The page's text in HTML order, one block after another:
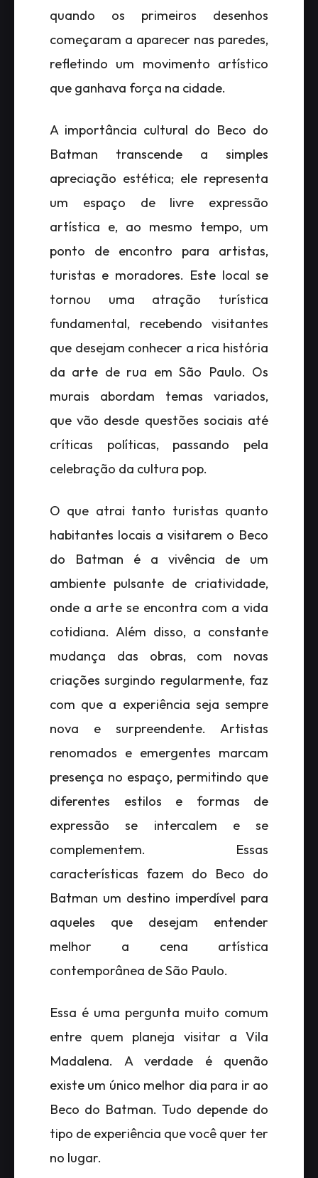
quando os primeiros desenhos
começaram a aparecer nas paredes,
refletindo um movimento artístico
que ganhava força na cidade.
A importância cultural do Beco do
Batman transcende a simples
apreciação estética; ele representa
um espaço de livre expressão
artística e, ao mesmo tempo, um
ponto de encontro para artistas,
turistas e moradores. Este local se
tornou uma atração turística
fundamental, recebendo visitantes
que desejam conhecer a rica história
da arte de rua em São Paulo. Os
murais abordam temas variados,
que vão desde questões sociais até
críticas políticas, passando pela
celebração da cultura pop.
O que atrai tanto turistas quanto
habitantes locais a visitarem o Beco
do Batman é a vivência de um
ambiente pulsante de criatividade,
onde a arte se encontra com a vida
cotidiana. Além disso, a constante
mudança das obras, com novas
criações surgindo regularmente, faz
com que a experiência seja sempre
nova e surpreendente. Artistas
renomados e emergentes marcam
presença no espaço, permitindo que
diferentes estilos e formas de
expressão se intercalem e se
complementem. Essas
características fazem do Beco do
Batman um destino imperdível para
aqueles que desejam entender
melhor a cena artística
contemporânea de São Paulo.
Essa é uma pergunta muito comum
entre quem planeja visitar a Vila
Madalena. A verdade é quenão
existe um único melhor dia para ir ao
Beco do Batman. Tudo depende do
tipo de experiência que você quer ter
no lugar.